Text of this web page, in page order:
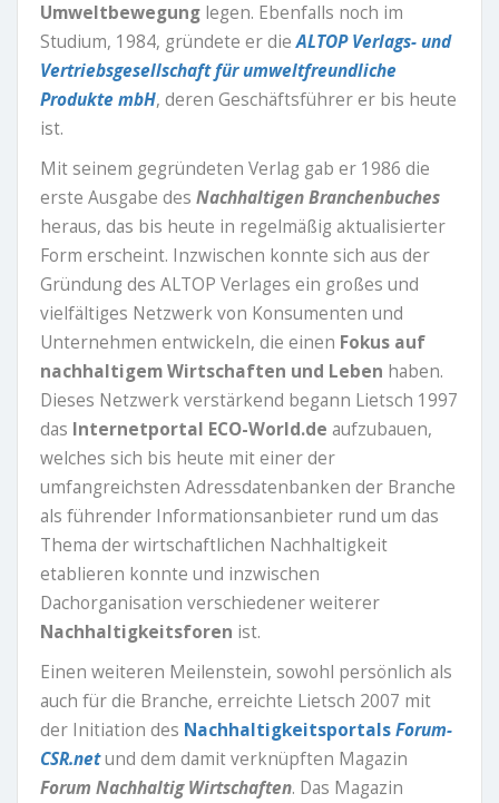
Umweltbewegung legen. Ebenfalls noch im
Studium, 1984, gründete er dieALTOP Verlags- und
Vertriebsgesellschaft für umweltfreundliche
Produkte mbH, deren Geschäftsführer er bis heute
ist.
Mit seinem gegründeten Verlag gab er 1986 die
erste Ausgabe des Nachhaltigen Branchenbuches
heraus, das bis heute in regelmäßig aktualisierter
Form erscheint. Inzwischen konnte sich aus der
Gründung des ALTOP Verlages ein großes und
vielfältiges Netzwerk von Konsumenten und
Unternehmen entwickeln, die einen Fokus auf
nachhaltigem Wirtschaften und Leben haben.
Dieses Netzwerk verstärkend begann Lietsch 1997
das Internetportal ECO-World.de aufzubauen,
welches sich bis heute mit einer der
umfangreichsten Adressdatenbanken der Branche
als führender Informationsanbieter rund um das
Thema der wirtschaftlichen Nachhaltigkeit
etablieren konnte und inzwischen
Dachorganisation verschiedener weiterer
Nachhaltigkeitsforen ist.
Einen weiteren Meilenstein, sowohl persönlich als
auch für die Branche, erreichte Lietsch 2007 mit
der Initiation des NachhaltigkeitsportalsForum-
CSR.netund dem damit verknüpften Magazin
Forum Nachhaltig Wirtschaften. Das Magazin